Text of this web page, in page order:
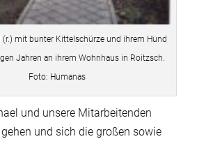
(r.) mit bunter Kittelschürze und ihrem Hund
Jahren an ihrem Wohnhaus in Roitzsch.
Foto: Humanas
und unsere Mitarbeitenden
und sich die großen sowie